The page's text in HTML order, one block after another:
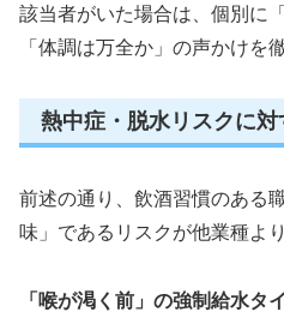
該当者がいた場合は、個別に
「体調は万全か」の声かけを
熱中症・脱水リスクに
前述の通り、飲酒習慣のある
味」であるリスクが他業種よ
「喉が渇く前」の強制給水タ